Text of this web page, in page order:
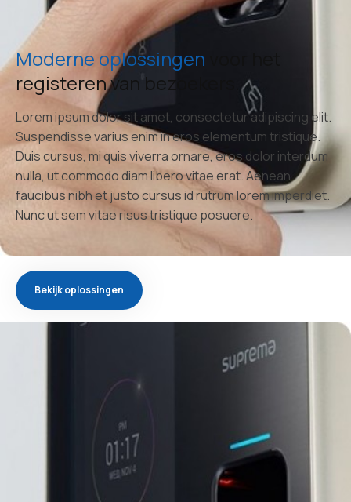
Moderne oplossingen
registeren van bezoekers.
Lorem ipsum dolor sit amet, consectetur adipiscing elit.
Suspendisse varius enim in eros elementum tristique.
Duis cursus, mi quis viverra ornare, eros dolor interdum
nulla, ut commodo diam libero vitae erat. Aenean
faucibus nibh et justo cursus id rutrum lorem imperdiet.
Nunc ut sem vitae risus tristique posuere.
Bekijk oplossingen